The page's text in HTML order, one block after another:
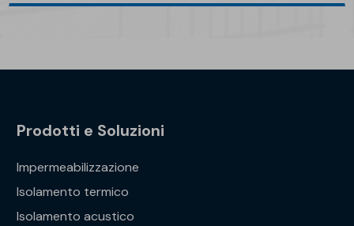
Prodotti e Soluzioni
Impermeabilizzazione
Isolamento termico
Isolamento acustico